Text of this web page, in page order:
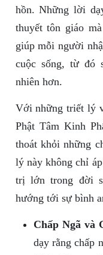
hồn. Những lời
thuyết tôn giáo
giúp mỗi người
cuộc sống, từ đó
nhiên hơn.
Với những triết lý
Phật Tâm Kinh
thoát khỏi những
lý này không chỉ
trị lớn trong đời
hướng tới sự bình
Chấp Ngã và
dạy rằng chấp